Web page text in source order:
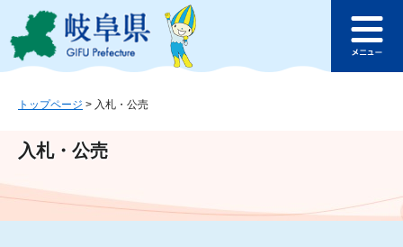
ジ
ュ
文
このページの本文へ
ュ
トップページ > 入札・公売
入札・公売